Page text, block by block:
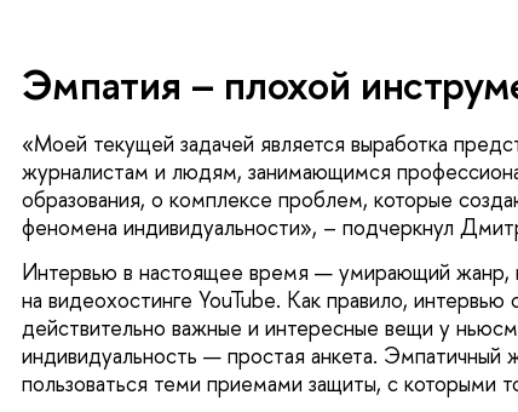
Эмпатия – плохой
«Моей текущей задачей является выработка
журналистам и людям, занимающимся
образования, о комплексе проблем, которые
феномена индивидуальности», – подчеркнул
Интервью в настоящее время — умирающий жанр,
на видеохостинге YouTube. Как правило,
действительно важные и интересные вещи у
индивидуальность — простая анкета. Эмпатичный
пользоваться теми приемами защиты, с которыми